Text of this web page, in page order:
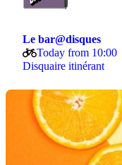
Le bar@disques
Today from 10:00
Disquaire itinérant